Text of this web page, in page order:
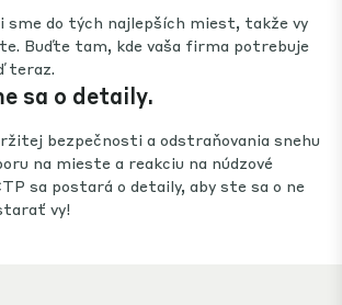
sme do tých najlepších miest, takže vy
Buďte tam, kde vaša firma potrebuje
teraz.
sa o detaily.
bezpečnosti a odstraňovania snehu
na mieste a reakciu na núdzové
sa postará o detaily, aby ste sa o ne
vy!